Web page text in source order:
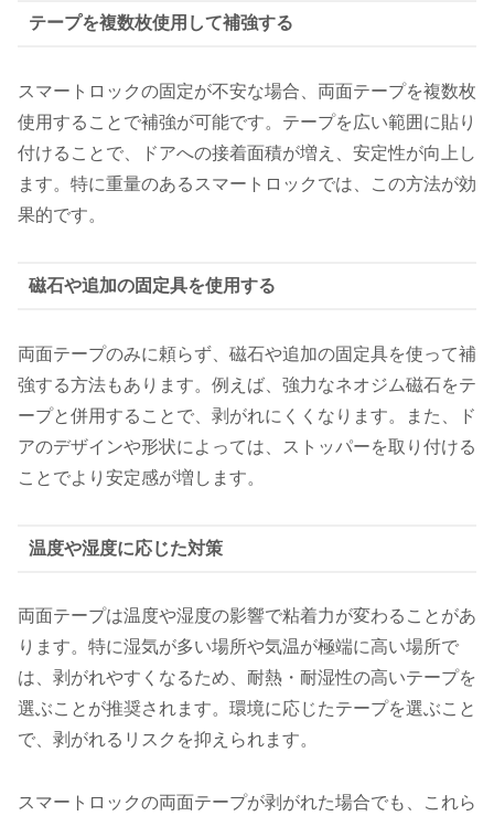
テープを複数枚使用して補強する
スマートロックの固定が不安な場合、両面テープを複数枚
使用することで補強が可能です。テープを広い範囲に貼り
付けることで、ドアへの接着面積が増え、安定性が向上し
ます。特に重量のあるスマートロックでは、この方法が効
果的です。
磁石や追加の固定具を使用する
両面テープのみに頼らず、磁石や追加の固定具を使って補
強する方法もあります。例えば、強力なネオジム磁石をテ
ープと併用することで、剥がれにくくなります。また、ド
アのデザインや形状によっては、ストッパーを取り付ける
ことでより安定感が増します。
温度や湿度に応じた対策
両面テープは温度や湿度の影響で粘着力が変わることがあ
ります。特に湿気が多い場所や気温が極端に高い場所で
は、剥がれやすくなるため、耐熱・耐湿性の高いテープを
選ぶことが推奨されます。環境に応じたテープを選ぶこと
で、剥がれるリスクを抑えられます。
スマートロックの両面テープが剥がれた場合でも、これら